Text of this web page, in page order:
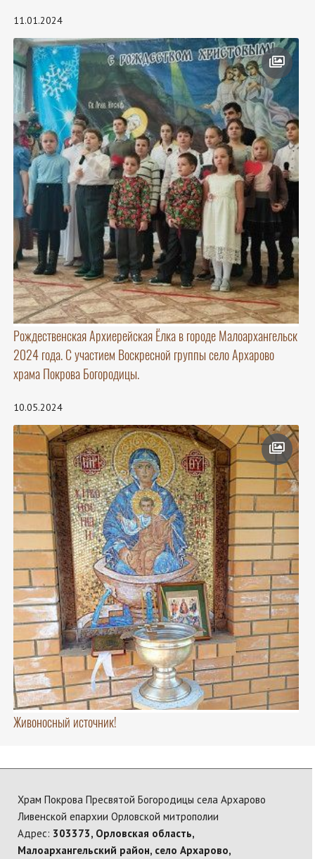
11.01.2024
Рождественская Архиерейская Ёлка в городе Малоархангельск
2024 года. С участием Воскресной группы село Архарово
храма Покрова Богородицы.
10.05.2024
Живоносный источник!
Храм Покрова Пресвятой Богородицы села Архарово
Ливенской епархии Орловской митрополии
Адрес: 303373, Орловская область,
Малоархангельский район, село Архарово,